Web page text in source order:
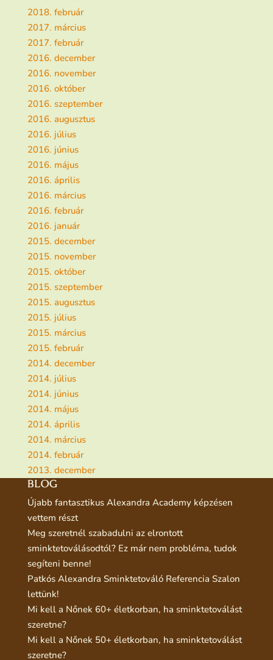
2018. február
2017. március
2017. február
2016. december
2016. november
2016. október
2016. szeptember
2016. augusztus
2016. július
2016. június
2016. május
2016. április
2016. március
2016. február
2016. január
2015. december
2015. november
2015. október
2015. szeptember
2015. augusztus
2015. július
2015. március
2015. február
2014. december
2014. július
2014. június
2014. május
2014. április
2014. március
2014. február
2013. december
BLOG
Újabb fantasztikus Alexandra Academy képzésen
vettem részt
Meg szeretnél szabadulni az elrontott
sminktetoválásodtól? Ez már nem probléma, tudok
segíteni benne!
Patkós Alexandra Sminktetováló Referencia Szalon
lettünk!
Mi kell a Nőnek 60+ életkorban, ha sminktetoválást
szeretne?
Mi kell a Nőnek 50+ életkorban, ha sminktetoválást
szeretne?